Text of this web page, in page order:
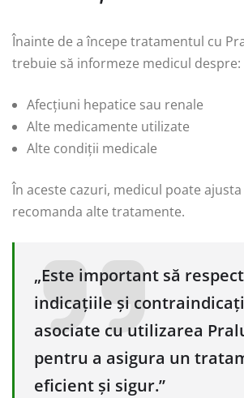
Înainte de a începe tratamentul cu
trebuie să informeze medicul despre:
Afecțiuni hepatice sau renale
Alte medicamente utilizate
Alte condiții medicale
În aceste cazuri, medicul poate
recomanda alte tratamente.
„Este important să
indicațiile și
asociate cu utilizarea
pentru a asigura un
eficient și sigur.”